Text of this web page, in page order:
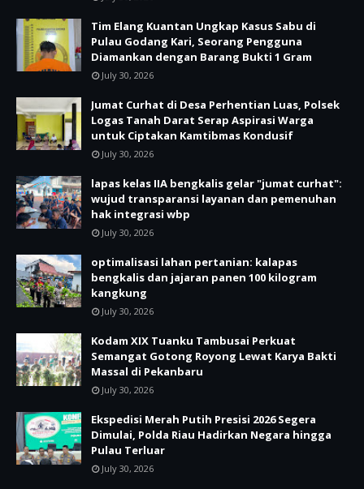
Tim Elang Kuantan Ungkap Kasus Sabu di
Pulau Godang Kari, Seorang Pengguna
Diamankan dengan Barang Bukti 1 Gram
July 30, 2026
Jumat Curhat di Desa Perhentian Luas, Polsek
Logas Tanah Darat Serap Aspirasi Warga
untuk Ciptakan Kamtibmas Kondusif
July 30, 2026
lapas kelas IIA bengkalis gelar "jumat curhat":
wujud transparansi layanan dan pemenuhan
hak integrasi wbp
July 30, 2026
optimalisasi lahan pertanian: kalapas
bengkalis dan jajaran panen 100 kilogram
kangkung
July 30, 2026
Kodam XIX Tuanku Tambusai Perkuat
Semangat Gotong Royong Lewat Karya Bakti
Massal di Pekanbaru
July 30, 2026
Ekspedisi Merah Putih Presisi 2026 Segera
Dimulai, Polda Riau Hadirkan Negara hingga
Pulau Terluar
July 30, 2026